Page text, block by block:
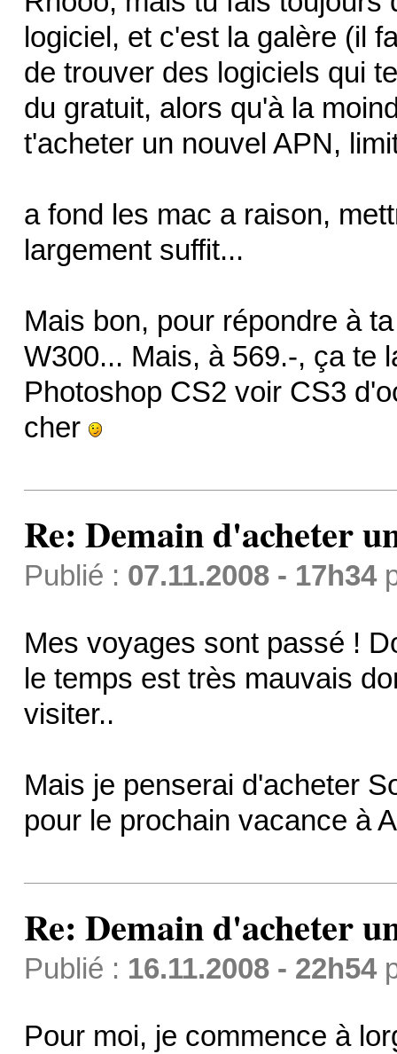
logiciel, et c'est la galère (il
de trouver des logiciels qui
du gratuit, alors qu'à la
t'acheter un nouvel APN,
a fond les mac a raison,
largement suffit...
Mais bon, pour répondre à
W300... Mais, à 569.-, ça te
Photoshop CS2 voir CS3
cher
Re: Demain d'acheter
Publié : 07.11.2008 - 17h34
Mes voyages sont passé !
le temps est très mauvais
visiter..
Mais je penserai d'acheter
pour le prochain vacance à
Re: Demain d'acheter
Publié : 16.11.2008 - 22h54
Pour moi, je commence à